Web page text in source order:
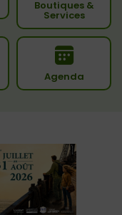
Boutiques &
Services
Agenda